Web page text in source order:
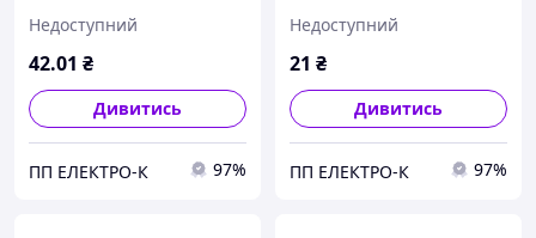
Недоступний
42.01 ₴
Дивитись
ПП ЕЛЕКТРО-К 97%
Недоступний
21 ₴
Дивитись
ПП ЕЛЕКТРО-К 97%